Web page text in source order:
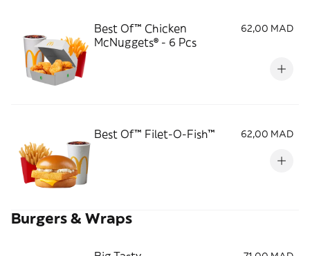
Best Of™ Chicken
McNuggets® - 6 Pcs
62,00 MAD
Best Of™ Filet-O-Fish™ 62,00 MAD
Burgers & Wraps